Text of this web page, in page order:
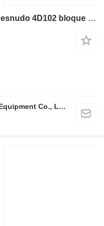
Komatsu Conjunto de motor desnudo 4D102 bloque de motor para maquinaria de construcción
Guangzhou Jianming Machinery Equipment Co., Ltd.